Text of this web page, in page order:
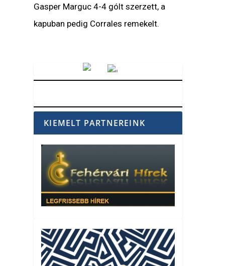
Gasper Marguc 4-4 gólt szerzett, a
kapuban pedig Corrales remekelt.
KIEMELT PARTNEREINK